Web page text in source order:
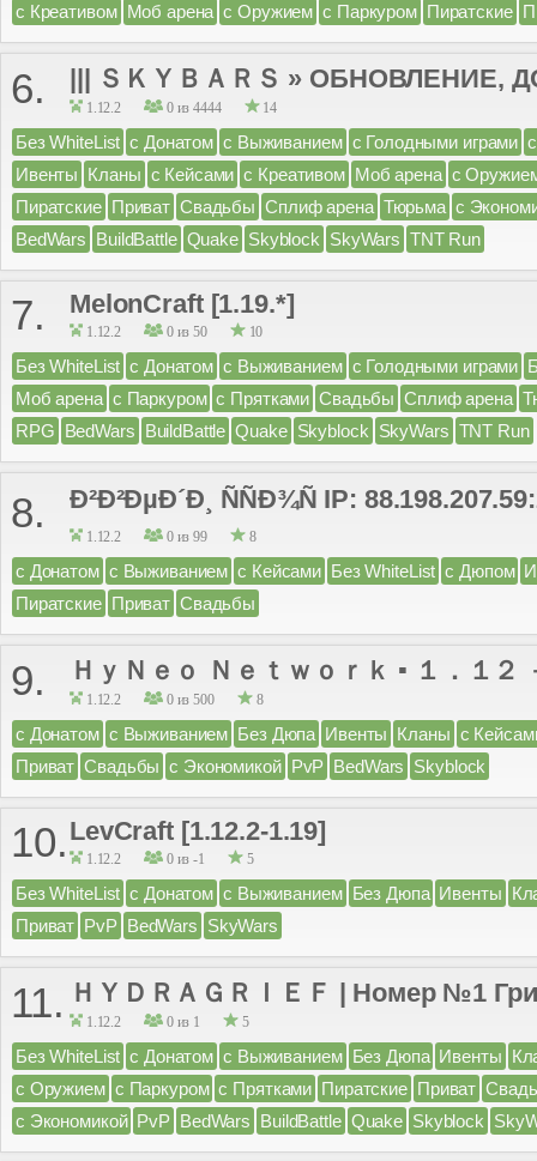
с Креативом Моб арена с Оружием с Паркуром Пиратские
6. ||| ＳＫＹＢＡＲＳ » ОБНОВЛЕНИЕ,
1.12.2 0 из 4444 14
Без WhiteList с Донатом с Выживанием с Голодными играми
Ивенты Кланы с Кейсами с Креативом Моб арена с
Пиратские Приват Свадьбы Сплиф арена Тюрьма с
BedWars BuildBattle Quake Skyblock SkyWars TNT Run
7. MelonCraft [1.19.*]
1.12.2 0 из 50 10
Без WhiteList с Донатом с Выживанием с Голодными играми
Моб арена с Паркуром с Прятками Свадьбы Сплиф арена
RPG BedWars BuildBattle Quake Skyblock SkyWars TNT Run
8. Ð²Ð²ÐµÐ´Ð¸ ÑÑÐ¾Ñ IP:
1.12.2 0 из 99 8
с Донатом с Выживанием с Кейсами Без WhiteList с Дюпом
Пиратские Приват Свадьбы
9. ＨｙＮｅｏ Ｎｅｔｗｏｒｋ ▪ １．１２
1.12.2 0 из 500 8
с Донатом с Выживанием Без Дюпа Ивенты Кланы с
Приват Свадьбы с Экономикой PvP BedWars Skyblock
10. LevCraft [1.12.2-1.19]
1.12.2 0 из -1 5
Без WhiteList с Донатом с Выживанием Без Дюпа Ивенты
Приват PvP BedWars SkyWars
11. ＨＹＤＲＡＧＲＩＥＦ | Номер №1
1.12.2 0 из 1 5
Без WhiteList с Донатом с Выживанием Без Дюпа Ивенты
с Оружием с Паркуром с Прятками Пиратские Приват
с Экономикой PvP BedWars BuildBattle Quake Skyblock